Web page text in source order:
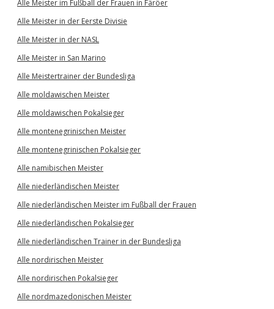
Alle Meister im Fußball der Frauen in Färöer
Alle Meister in der Eerste Divisie
Alle Meister in der NASL
Alle Meister in San Marino
Alle Meistertrainer der Bundesliga
Alle moldawischen Meister
Alle moldawischen Pokalsieger
Alle montenegrinischen Meister
Alle montenegrinischen Pokalsieger
Alle namibischen Meister
Alle niederländischen Meister
Alle niederländischen Meister im Fußball der Frauen
Alle niederländischen Pokalsieger
Alle niederländischen Trainer in der Bundesliga
Alle nordirischen Meister
Alle nordirischen Pokalsieger
Alle nordmazedonischen Meister